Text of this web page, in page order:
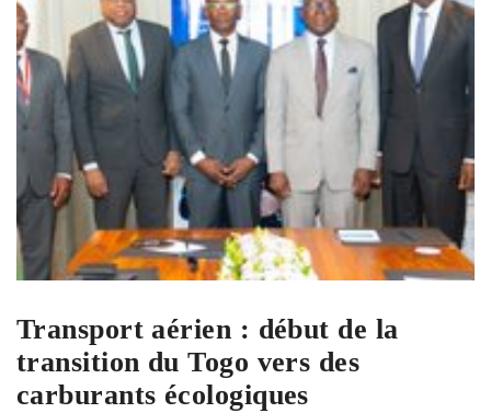
Transport aérien : début de la
transition du Togo vers des
carburants écologiques